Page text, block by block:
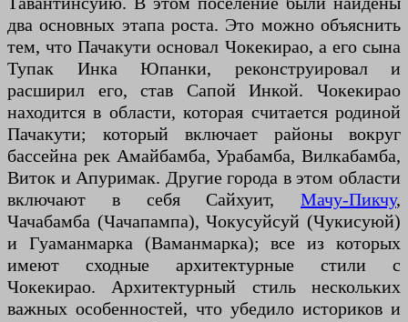
два основных этапа роста. Это можно объяснить
тем, что Пачакути основал Чокекирао, а его сына
Тупак Инка Юпанки, реконструировал и
расширил его, став Сапой Инкой. Чокекирао
находится в области, которая считается родиной
Пачакути; который включает районы вокруг
бассейна рек Амайбамба, Урабамба, Вилкабамба,
Виток и Апуримак. Другие города в этом области
включают в себя Сайхуит, Мачу-Пикчу,
Чачабамба (Чачапампа), Чокусуйсуй (Чукисуюй)
и Гуаманмарка (Ваманмарка); все из которых
имеют сходные архитектурные стили с
Чокекирао. Архитектурный стиль нескольких
важных особенностей, что убедило историков и